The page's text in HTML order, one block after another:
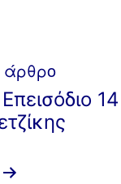
άρθρο